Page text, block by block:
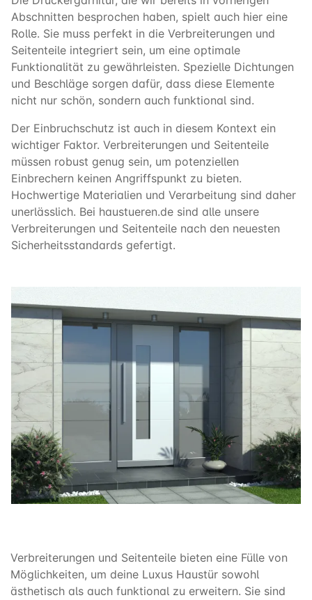
Abschnitten besprochen haben, spielt auch hier eine
Rolle. Sie muss perfekt in die Verbreiterungen und
Seitenteile integriert sein, um eine optimale
Funktionalität zu gewährleisten. Spezielle Dichtungen
und Beschläge sorgen dafür, dass diese Elemente
nicht nur schön, sondern auch funktional sind.
Der Einbruchschutz ist auch in diesem Kontext ein
wichtiger Faktor. Verbreiterungen und Seitenteile
müssen robust genug sein, um potenziellen
Einbrechern keinen Angriffspunkt zu bieten.
Hochwertige Materialien und Verarbeitung sind daher
unerlässlich. Bei haustueren.de sind alle unsere
Verbreiterungen und Seitenteile nach den neuesten
Sicherheitsstandards gefertigt.
Verbreiterungen und Seitenteile bieten eine Fülle von
Möglichkeiten, um deine Luxus Haustür sowohl
ästhetisch als auch funktional zu erweitern. Sie sind